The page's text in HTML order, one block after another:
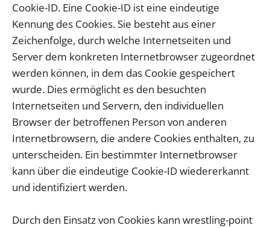
Cookie-ID. Eine Cookie-ID ist eine eindeutige
Kennung des Cookies. Sie besteht aus einer
Zeichenfolge, durch welche Internetseiten und
Server dem konkreten Internetbrowser zugeordnet
werden können, in dem das Cookie gespeichert
wurde. Dies ermöglicht es den besuchten
Internetseiten und Servern, den individuellen
Browser der betroffenen Person von anderen
Internetbrowsern, die andere Cookies enthalten, zu
unterscheiden. Ein bestimmter Internetbrowser
kann über die eindeutige Cookie-ID wiedererkannt
und identifiziert werden.
Durch den Einsatz von Cookies kann wrestling-point